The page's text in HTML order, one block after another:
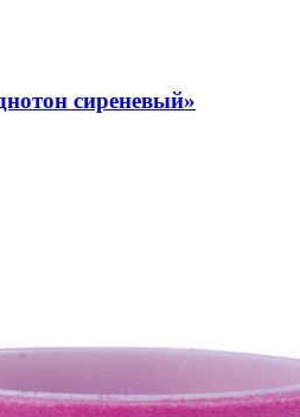
сиреневый»